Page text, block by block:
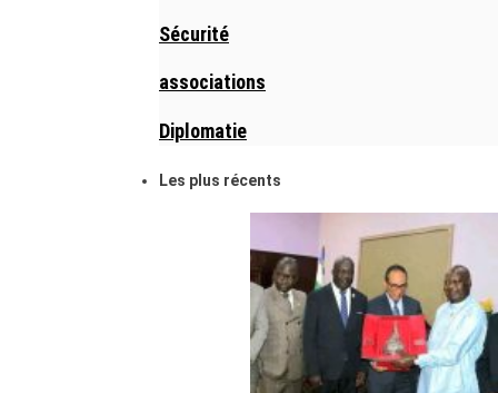
Sécurité
associations
Diplomatie
Les plus récents